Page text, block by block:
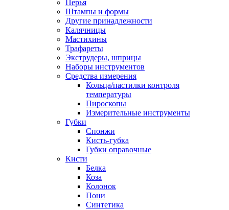
Перья
Штампы и формы
Другие принадлежности
Калячницы
Мастихины
Трафареты
Экструдеры, шприцы
Наборы инструментов
Средства измерения
Кольца/пастилки контроля
температуры
Пироскопы
Измерительные инструменты
Губки
Спонжи
Кисть-губка
Губки оправочные
Кисти
Белка
Коза
Колонок
Пони
Синтетика